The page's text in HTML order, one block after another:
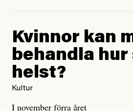
Kvinnor kan
behandla hur
helst?
Kultur
I november förra året